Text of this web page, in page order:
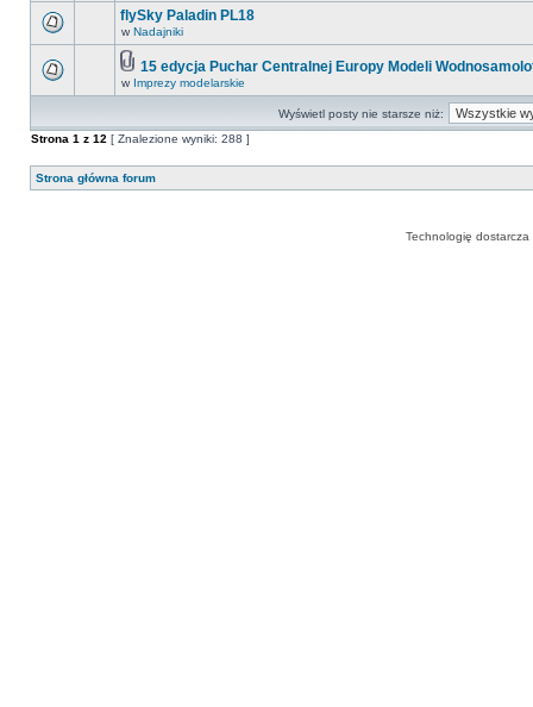
flySky Paladin PL18
w Nadajniki
15 edycja Puchar Centralnej Europy Modeli
w Imprezy modelarskie
Wyświetl posty nie starsze niż:
Strona 1 z 12 [ Znalezione wyniki: 288 ]
Strona główna forum
Technologię dostarcza